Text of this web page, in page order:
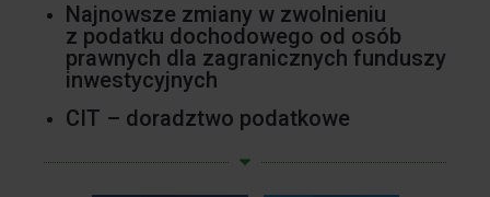
Najnowsze zmiany w zwolnieniu
z podatku dochodowego od osób
prawnych dla zagranicznych funduszy
inwestycyjnych
CIT – doradztwo podatkowe